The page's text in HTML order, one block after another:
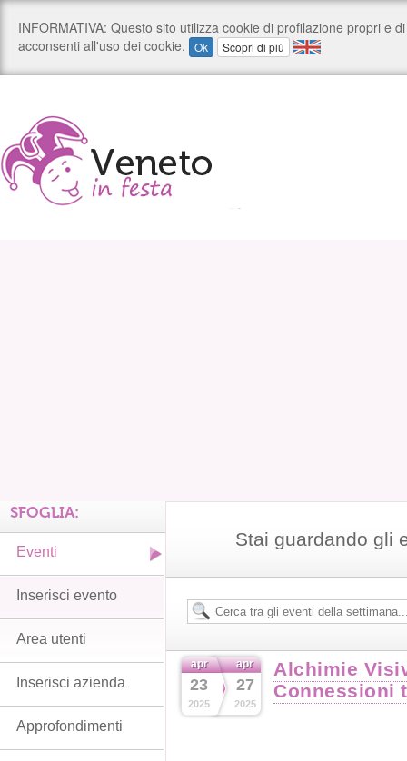
Stai guardando gli
apr
23
2025
apr
27
2025
Alchimie
Connessioni
SFOGLIA:
Eventi
Inserisci evento
Area utenti
Inserisci azienda
Approfondimenti